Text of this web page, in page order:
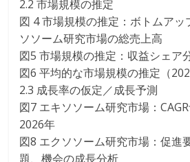
2.2 市場規模の推定
図 4 市場規模の推定：ボトムアッ
ソソーム研究市場の総売上高
図5 市場規模の推定：収益シェア
図6 平均的な市場規模の推定（
2.3 成長率の仮定／成長予測
図7 エキソソーム研究市場：
2026年
図8 エクソソーム研究市場：促進
題、機会の成長分析